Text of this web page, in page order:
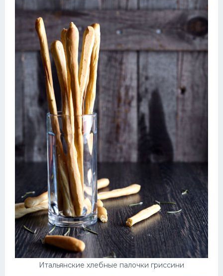
Итальянские хлебные палочки гриссини
Десерт
Напитки
Дизайн комнаты